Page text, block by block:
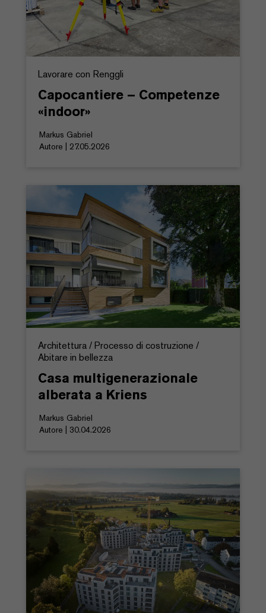
Lavorare con Renggli
Capocantiere – Competenze
«indoor»
Markus Gabriel
Autore | 27.05.2026
Architettura / Processo di costruzione /
Abitare in bellezza
Casa multigenerazionale
alberata a Kriens
Markus Gabriel
Autore | 30.04.2026